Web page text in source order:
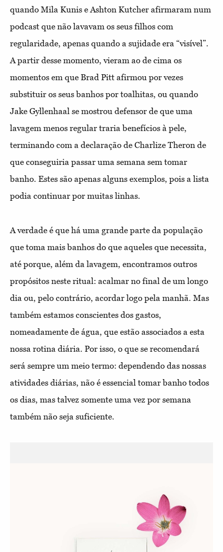
quando Mila Kunis e Ashton Kutcher afirmaram num
podcast que não lavavam os seus filhos com
regularidade, apenas quando a sujidade era “visível”.
A partir desse momento, vieram ao de cima os
momentos em que Brad Pitt afirmou por vezes
substituir os seus banhos por toalhitas, ou quando
Jake Gyllenhaal se mostrou defensor de que uma
lavagem menos regular traria benefícios à pele,
terminando com a declaração de Charlize Theron de
que conseguiria passar uma semana sem tomar
banho. Estes são apenas alguns exemplos, pois a lista
podia continuar por muitas linhas.
A verdade é que há uma grande parte da população
que toma mais banhos do que aqueles que necessita,
até porque, além da lavagem, encontramos outros
propósitos neste ritual: acalmar no final de um longo
dia ou, pelo contrário, acordar logo pela manhã. Mas
também estamos conscientes dos gastos,
nomeadamente de água, que estão associados a esta
nossa rotina diária. Por isso, o que se recomendará
será sempre um meio termo: dependendo das nossas
atividades diárias, não é essencial tomar banho todos
os dias, mas talvez somente uma vez por semana
também não seja suficiente.